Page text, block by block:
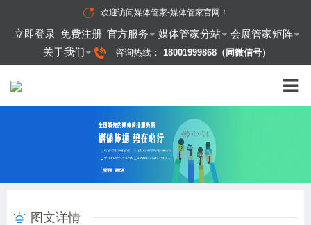
欢迎访问媒体管家-媒体管家官网 ！
立即登录 免费注册 官方服务 媒体管家分站
会展管家矩阵
关于我们
咨询热线： 18001999868（同微信号）
图文详情